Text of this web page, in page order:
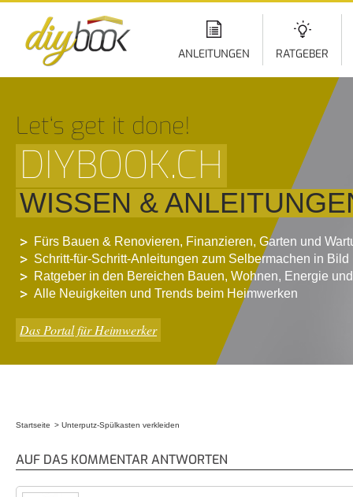
ANLEITUNGEN RATGEBER
Let‘s get it done!
DIYBOOK.CH
WISSEN &
Fürs Bauen & Renovieren, Finanzieren, Garten und
Schritt-für-Schritt-Anleitungen zum Selbermachen in Bild
Ratgeber in den Bereichen Bauen, Wohnen, Energie
Alle Neuigkeiten und Trends beim Heimwerken
Das Portal für Heimwerker
Startseite Unterputz-Spülkasten verkleiden
AUF DAS KOMMENTAR ANTWORTEN